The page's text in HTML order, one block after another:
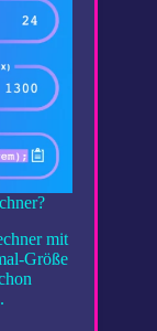
mit
Größe